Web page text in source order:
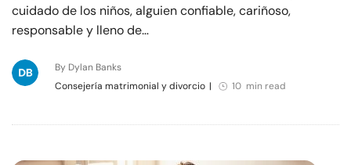
cuidado de los niños, alguien confiable, cariñoso,
responsable y lleno de…
By Dylan Banks
Consejería matrimonial y divorcio | 10 min read